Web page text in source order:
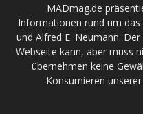
MADmag.de
Informationen rund um
und Alfred E. Neumann.
Webseite kann, aber muss
übernehmen keine
Konsumieren